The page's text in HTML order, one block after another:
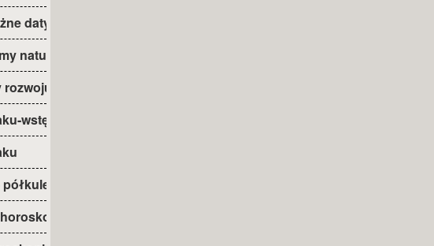
daty.
natury.
wstęp.